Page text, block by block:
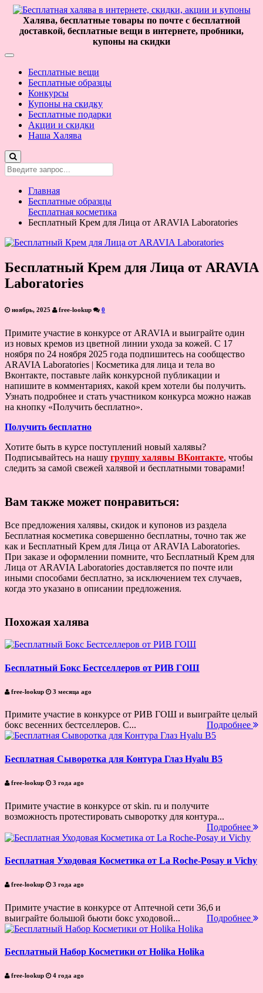
Халява, бесплатные товары по почте с бесплатной
доставкой, бесплатные вещи в интернете, пробники,
купоны на скидки
Бесплатные вещи
Бесплатные образцы
Конкурсы
Купоны на скидку
Бесплатные подарки
Акции и скидки
Наша Халява
Главная
Бесплатные образцы
Бесплатная косметика
Бесплатный Крем для Лица от ARAVIA Laboratories
Бесплатный Крем для Лица от ARAVIA
Laboratories
ноябрь, 2025 free-lookup 0
Примите участие в конкурсе от ARAVIA и выиграйте один
из новых кремов из цветной линии ухода за кожей. С 17
ноября по 24 ноября 2025 года подпишитесь на сообщество
ARAVIA Laboratories | Косметика для лица и тела во
Вконтакте, поставьте лайк конкурсной публикации и
напишите в комментариях, какой крем хотели бы получить.
Узнать подробнее и стать участником конкурса можно нажав
на кнопку «Получить бесплатно».
Получить бесплатно
Хотите быть в курсе поступлений новый халявы?
Подписывайтесь на нашу группу халявы ВКонтакте, чтобы
следить за самой свежей халявой и бесплатными товарами!
Вам также может понравиться:
Все предложения халявы, скидок и купонов из раздела
Бесплатная косметика совершенно бесплатны, точно так же
как и Бесплатный Крем для Лица от ARAVIA Laboratories.
При заказе и оформлении помните, что Бесплатный Крем для
Лица от ARAVIA Laboratories доставляется по почте или
иными способами бесплатно, за исключением тех случаев,
когда это указано в описании предложения.
Похожая халява
Бесплатный Бокс Бестселлеров от РИВ ГОШ
free-lookup 3 месяца ago
Примите участие в конкурсе от РИВ ГОШ и выиграйте целый
бокс весенних бестселлеров. С...
Подробнее
Бесплатная Сыворотка для Контура Глаз Hyalu B5
free-lookup 3 года ago
Примите участие в конкурсе от skin. ru и получите
возможность протестировать сыворотку для контура...
Подробнее
Бесплатная Уходовая Косметика от La Roche-Posay и Vichy
free-lookup 3 года ago
Примите участие в конкурсе от Аптечной сети 36,6 и
выиграйте большой бьюти бокс уходовой...
Подробнее
Бесплатный Набор Косметики от Holika Holika
free-lookup 4 года ago